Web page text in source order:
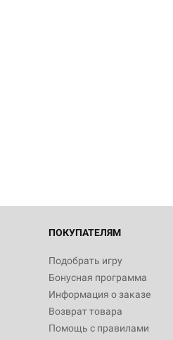
ПОКУПАТЕЛЯМ
Подобрать игру
Бонусная программа
Информация о заказе
Возврат товара
Помощь с правилами